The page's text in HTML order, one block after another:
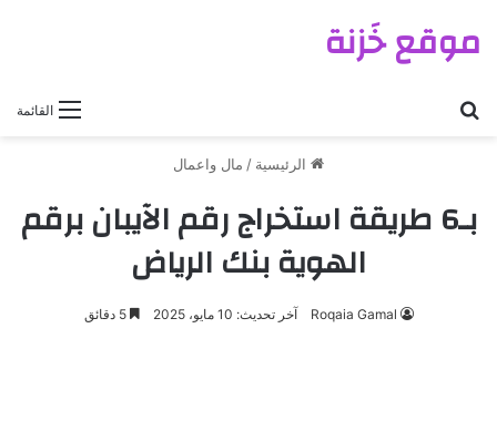
القائمة
موقع خَزنة
الرئيسية / مال واعمال
بـ6 طريقة استخراج رقم الآيبان برقم
الهوية بنك الرياض
Roqaia Gamal آخر تحديث: 10 مايو، 2025 5 دقائق